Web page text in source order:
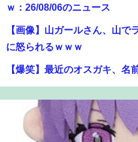
ｗ：26/08/06のニュース
【画像】山ガールさん、山で
に怒られるｗｗｗ
【爆笑】最近のオスガキ、名
26/08/05のニュース
【衝撃】きゃりーぱみゅぱ
【画像】美人すぎる女医、ガ